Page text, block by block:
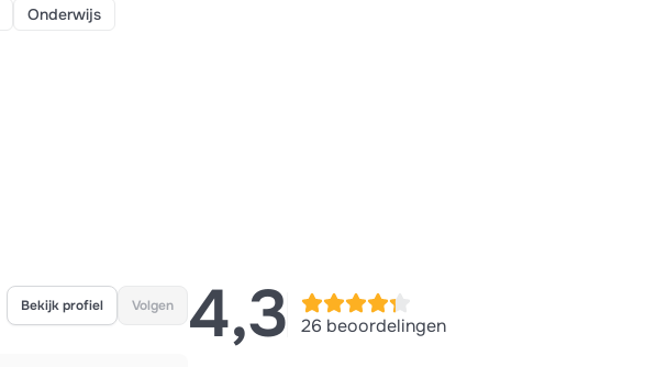
Onderwijs
Bekijk profiel Volgen 4,3 26 beoordelingen